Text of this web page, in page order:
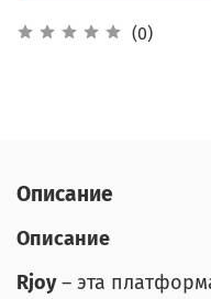
(0)
Описание
Описание
Rjoy– эта